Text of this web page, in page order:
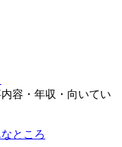
容・年収・向いてい
ところ